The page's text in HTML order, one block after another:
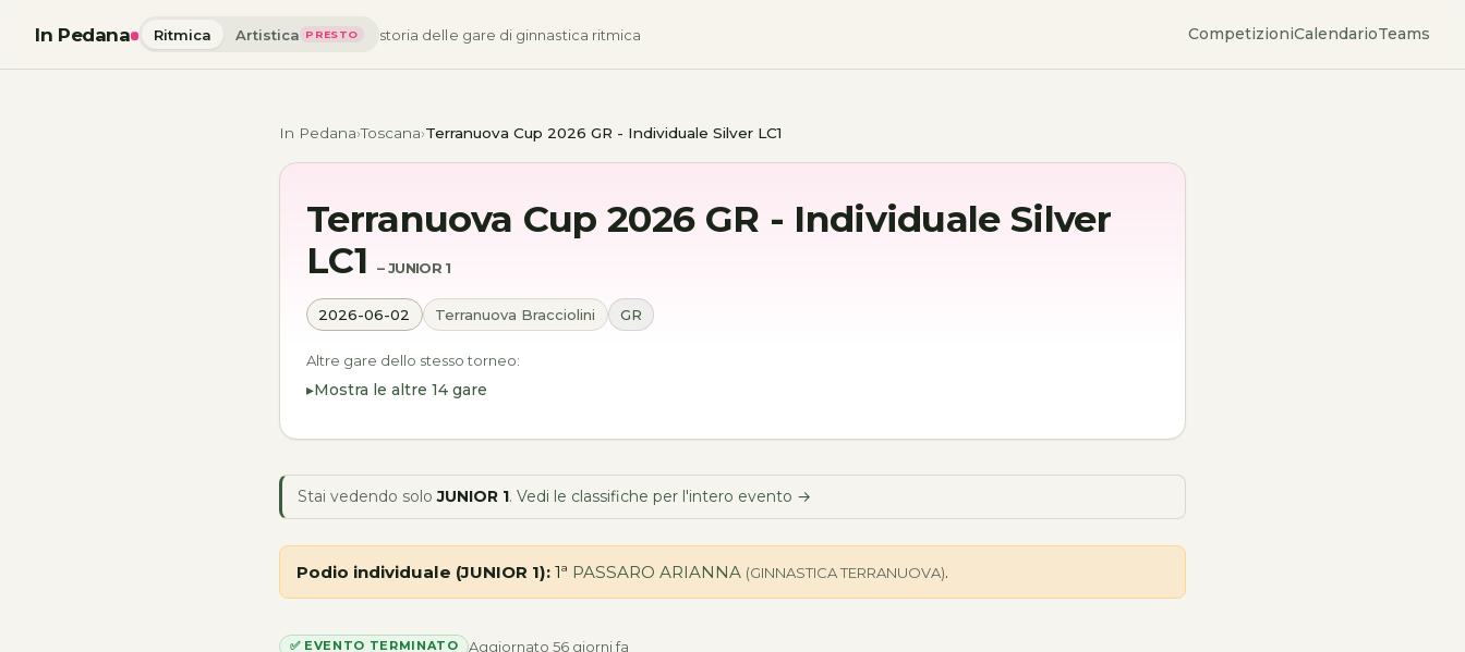
In Pedana Ritmica Artistica PRESTO storia delle gare di ginnastica ritmica CompetizioniCalendarioTeams
In Pedana Toscana Terranuova Cup 2026 GR - Individuale Silver LC1
Terranuova Cup 2026 GR - Individuale Silver
LC1– JUNIOR 1
2026-06-02 Terranuova Bracciolini GR
Altre gare dello stesso torneo:
Mostra le altre 14 gare
Stai vedendo soloJUNIOR 1. Vedi le classifiche per l'intero evento →
Podio individuale (JUNIOR 1): 1ª PASSARO ARIANNA (GINNASTICA TERRANUOVA).
✅ EVENTO TERMINATO Aggiornato 56 giorni fa